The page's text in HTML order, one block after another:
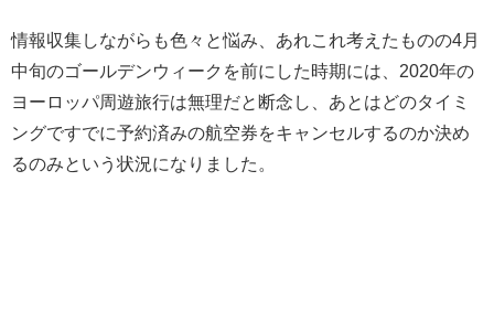
情報収集しながらも色々と悩み、あれこれ考えたものの4月
中旬のゴールデンウィークを前にした時期には、2020年の
ヨーロッパ周遊旅行は無理だと断念し、あとはどのタイミ
ングですでに予約済みの航空券をキャンセルするのか決め
るのみという状況になりました。